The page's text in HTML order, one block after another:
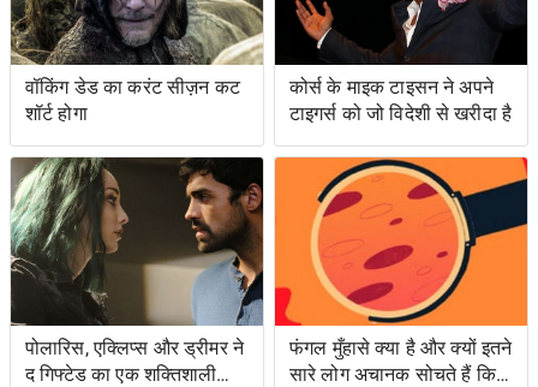
वॉकिंग डेड का करंट सीज़न कट
शॉर्ट होगा
कोर्स के माइक टाइसन ने अपने
टाइगर्स को जो विदेशी से खरीदा है
पोलारिस, एक्लिप्स और ड्रीमर ने
द गिफ्टेड का एक शक्तिशाली
फंगल मुँहासे क्या है और क्यों इतने
सारे लोग अचानक सोचते हैं कि